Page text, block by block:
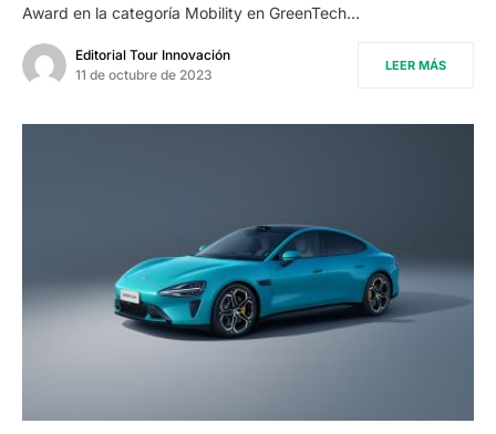
Award en la categoría Mobility en GreenTech…
Editorial Tour Innovación
11 de octubre de 2023
LEER MÁS